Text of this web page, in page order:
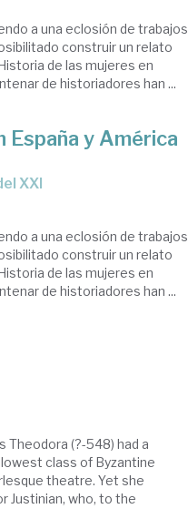
a una eclosión de trabajos
construir un relato
de las mujeres en
de historiadores han ...
España y América
XXI
a una eclosión de trabajos
construir un relato
de las mujeres en
de historiadores han ...
Theodora (?-548) had a
class of Byzantine
theatre. Yet she
Justinian, who, to the